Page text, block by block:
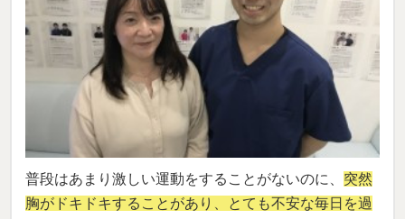
普段はあまり激しい運動をすることがないのに、 突然
胸がドキドキすることがあり、とても不安な毎日を過